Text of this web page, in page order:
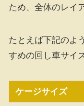
ため、全体のレイ
たとえば下記のよ
すめの回し車サイ
ケージサイズ